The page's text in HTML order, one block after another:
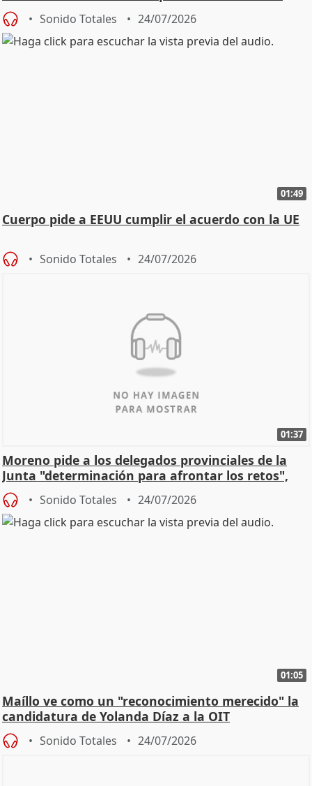
Sonido Totales 24/07/2026
01:49
Cuerpo pide a EEUU cumplir el acuerdo con la UE
Sonido Totales 24/07/2026
01:37
Moreno pide a los delegados provinciales de la
Junta "determinación para afrontar los retos",
diálog
Sonido Totales 24/07/2026
01:05
Maíllo ve como un "reconocimiento merecido" la
candidatura de Yolanda Díaz a la OIT
Sonido Totales 24/07/2026